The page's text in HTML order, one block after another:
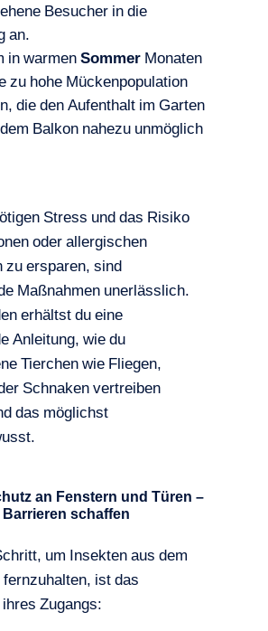
Besucher in die
an.
in warmenSommerMonaten
zu hohe Mückenpopulation
die den Aufenthalt im Garten
Balkon nahezu unmöglich
Stress und das Risiko
oder allergischen
zu ersparen, sind
Maßnahmen unerlässlich.
erhältst du eine
Anleitung, wie du
Tierchen wie Fliegen,
Schnaken vertreiben
das möglichst
an Fenstern und Türen –
schaffen
um Insekten aus dem
ist das
Zugangs: